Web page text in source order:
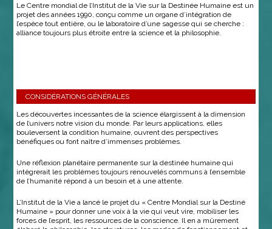
Le Centre mondial de l’Institut de la Vie sur la Destinée Humaine est un
projet des années 1990, conçu comme un organe d’intégration de
l’espèce tout entière, ou le laboratoire d’une sagesse qui se cherche :
alliance toujours plus étroite entre la science et la philosophie.
CONSIDÉRATIONS GÉNÉRALES
Les découvertes incessantes de la science élargissent à la dimension
de l’univers notre vision du monde. Par leurs applications, elles
bouleversent la condition humaine, ouvrent des perspectives
bénéfiques ou font naître d’immenses problèmes.
Une réflexion planétaire permanente sur la destinée humaine qui
intègrerait les problèmes toujours renouvelés communs à l’ensemble
de l’humanité répond à un besoin et à une attente.
L’Institut de la Vie a lancé le projet du « Centre Mondial sur la Destiné
Humaine » pour donner une voix à la vie qui veut vire, mobiliser les
forces de l’esprit, les ressources de la conscience. Il en a mûrement